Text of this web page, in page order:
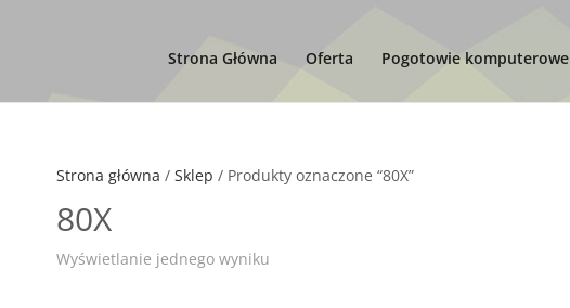
Strona Główna Oferta Pogotowie komputerowe
Strona główna / Sklep / Produkty oznaczone “80X”
80X
Wyświetlanie jednego wyniku